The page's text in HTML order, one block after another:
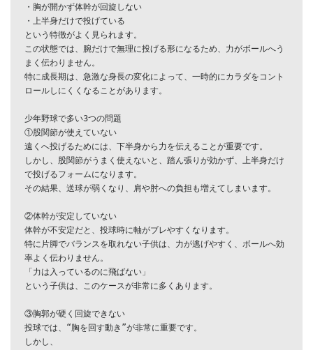
・胸が開かず体幹が回旋しない
・上半身だけで投げている
という特徴がよく見られます。
この状態では、腕だけで無理に投げる形になるため、力がボールへう
まく伝わりません。
特に成長期は、急激な身長の変化によって、一時的にカラダをコント
ロールしにくくなることがあります。
少年野球で多い3つの問題
①股関節が使えていない
遠くへ投げるためには、下半身から力を伝えることが重要です。
しかし、股関節がうまく使えないと、踏ん張りが効かず、上半身だけ
で投げるフォームになります。
その結果、送球が弱くなり、肩や肘への負担も増えてしまいます。
②体幹が安定していない
体幹が不安定だと、投球時に軸がブレやすくなります。
特に片脚でバランスを取れない子供は、力が逃げやすく、ボールへ効
率よく伝わりません。
「力は入っているのに飛ばない」
という子供は、このケースが非常に多くあります。
③胸郭が硬く回旋できない
投球では、“胸を回す動き”が非常に重要です。
しかし、